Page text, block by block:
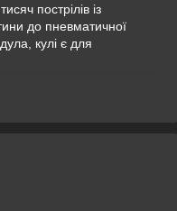
пострілів із
до пневматичної
кулі є для